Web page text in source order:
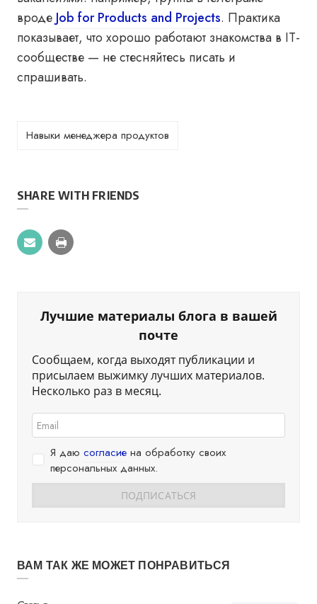
вроде Job for Products and Projects. Практика
показывает, что хорошо работают знакомства в IT-
сообществе — не стесняйтесь писать и
спрашивать.
Навыки менеджера продуктов
SHARE WITH FRIENDS
Лучшие материалы блога в вашей
почте
Сообщаем, когда выходят публикации и
присылаем выжимку лучших материалов.
Несколько раз в месяц.
Я даю согласие на обработку своих
персональных данных.
ВАМ ТАК ЖЕ МОЖЕТ ПОНРАВИТЬСЯ